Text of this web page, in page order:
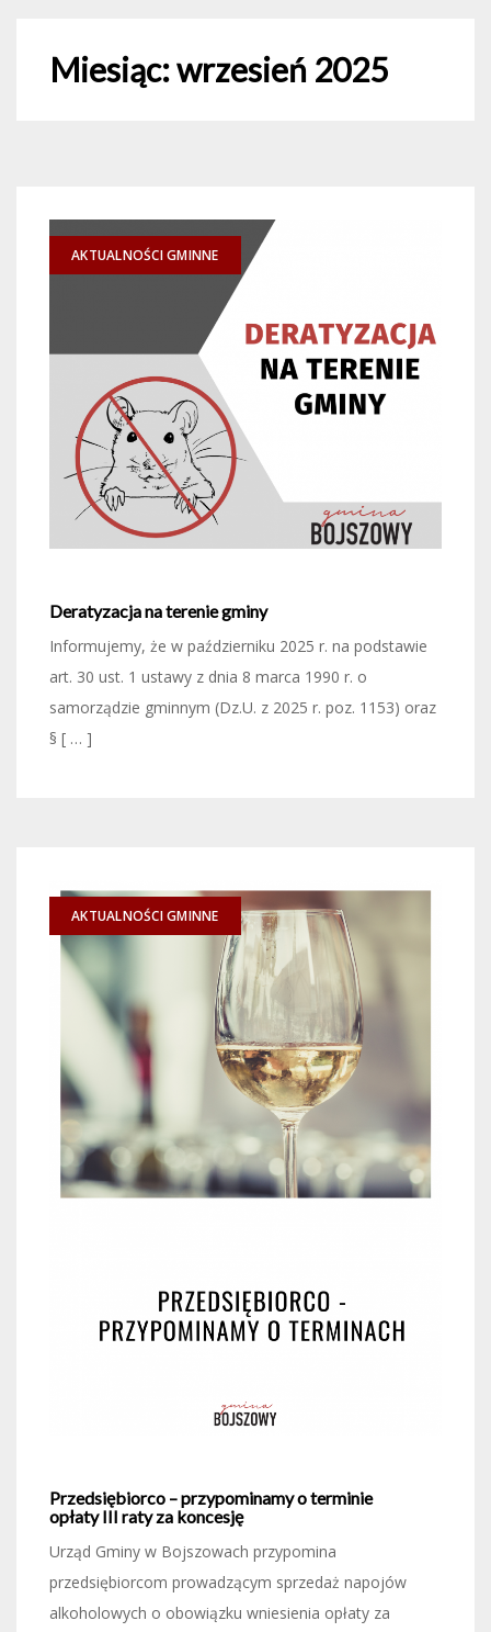
Miesiąc:wrzesień 2025
AKTUALNOŚCI GMINNE
Deratyzacja na terenie gminy
Informujemy, że w październiku 2025 r. na podstawie
art. 30 ust. 1 ustawy z dnia 8 marca 1990 r. o
samorządzie gminnym (Dz.U. z 2025 r. poz. 1153) oraz
§ [ … ]
AKTUALNOŚCI GMINNE
Przedsiębiorco – przypominamy o terminie
opłaty III raty za koncesję
Urząd Gminy w Bojszowach przypomina
przedsiębiorcom prowadzącym sprzedaż napojów
alkoholowych o obowiązku wniesienia opłaty za